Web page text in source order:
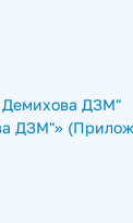
Демихова ДЗМ"
ДЗМ"»